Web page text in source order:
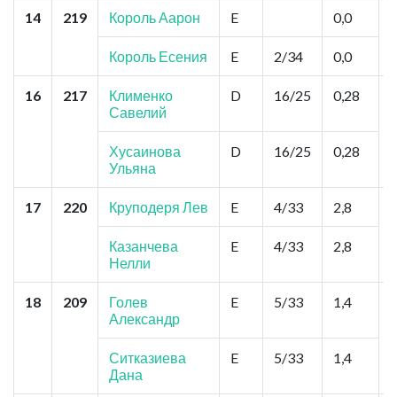
14 219 Король Аарон E 0,0
Король Есения
E 2/34 0,0
16 217
Клименко
Савелий
D 16/25 0,28
Хусаинова
Ульяна
D 16/25 0,28
17 220 Круподеря Лев E 4/33 2,8
Казанчева
Нелли
E 4/33 2,8
18 209
Голев
Александр
E 5/33 1,4
Ситказиева
Дана
E 5/33 1,4